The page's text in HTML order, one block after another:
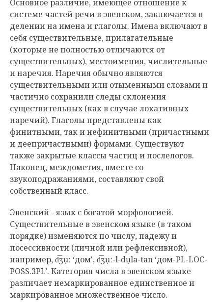
Основное различие, имеющее отношение к
системе частей речи в эвенском, заключается в
делении на имена и глаголы. Имена включают в
себя существительные, прилагательные
(которые не полностью отличаются от
существительных), местоимения, числительные
и наречия. Наречия обычно являются
существительными или отыменными словами и
частично сохранили следы склонения
существительных (как в случае локативных
наречий). Глаголы представлены как
финитными, так и нефинитными (причастными
и деепричастными) формами. Существуют
также закрытые классы частиц и послелогов.
Наконец, междометия, вместе со
звукоподражаниями, составляют свой
собственный класс.
Эвенский - язык с богатой морфологией.
Существительные в эвенском языке (в таком
порядке) изменяются по числу, падежу и
посессивности (личной или рефлексивной),
например, d͡ʒụː ‘дом', d͡ʒụː-l-dụla-tan ‘дом-PL-LOC-
POSS.3PL’. Категория числа в эвенском языке
различает немаркированное единственное и
маркированное множественное число.